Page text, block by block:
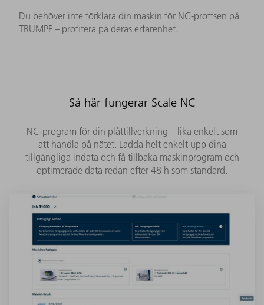
Du behöver inte förklara din maskin för NC-proffsen på
TRUMPF – profitera på deras erfarenhet.
Så här fungerar Scale NC
NC-program för din plåttillverkning – lika enkelt som
att handla på nätet. Ladda helt enkelt upp dina
tillgängliga indata och få tillbaka maskinprogram och
optimerade data redan efter 48 h som standard.